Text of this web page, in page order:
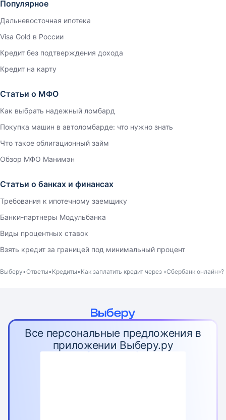
Популярное
Дальневосточная ипотека
Visa Gold в России
Кредит без подтверждения дохода
Кредит на карту
Статьи о МФО
Как выбрать надежный ломбард
Покупка машин в автоломбарде: что нужно знать
Что такое облигационный займ
Обзор МФО Манимэн
Статьи о банках и финансах
Требования к ипотечному заемщику
Банки-партнеры Модульбанка
Виды процентных ставок
Взять кредит за границей под минимальный процент
Выберу Ответы Кредиты Как заплатить кредит через «Сбербанк онлайн»?
Все персональные предложения в
приложении Выберу.ру